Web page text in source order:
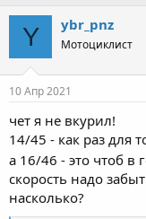
Y ybr_pnz
Мотоциклист
10 Апр 2021
чет я не вкурил!
14/45 - как раз для
а 16/46 - это чтоб в
скорость надо
насколько?